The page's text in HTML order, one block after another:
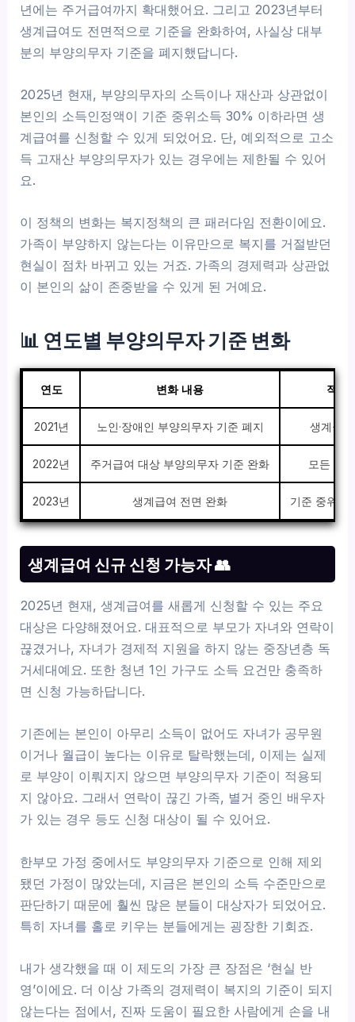
년에는 주거급여까지 확대했어요. 그리고 2023년부터
생계급여도 전면적으로 기준을 완화하여, 사실상 대부
분의 부양의무자 기준을 폐지했답니다.
2025년 현재, 부양의무자의 소득이나 재산과 상관없이
본인의 소득인정액이 기준 중위소득 30% 이하라면 생
계급여를 신청할 수 있게 되었어요. 단, 예외적으로 고소
득 고재산 부양의무자가 있는 경우에는 제한될 수 있어
요.
이 정책의 변화는 복지정책의 큰 패러다임 전환이에요.
가족이 부양하지 않는다는 이유만으로 복지를 거절받던
현실이 점차 바뀌고 있는 거죠. 가족의 경제력과 상관없
이 본인의 삶이 존중받을 수 있게 된 거예요.
📊 연도별 부양의무자 기준 변화
연도 변화 내용 적용
2021년 노인·장애인 부양의무자 기준 폐지 생계급
2022년 주거급여 대상 부양의무자 기준 완화 모든 수
2023년 생계급여 전면 완화 기준 중위소
생계급여 신규 신청 가능자 👥
2025년 현재, 생계급여를 새롭게 신청할 수 있는 주요
대상은 다양해졌어요. 대표적으로 부모가 자녀와 연락이
끊겼거나, 자녀가 경제적 지원을 하지 않는 중장년층 독
거세대예요. 또한 청년 1인 가구도 소득 요건만 충족하
면 신청 가능하답니다.
기존에는 본인이 아무리 소득이 없어도 자녀가 공무원
이거나 월급이 높다는 이유로 탈락했는데, 이제는 실제
로 부양이 이뤄지지 않으면 부양의무자 기준이 적용되
지 않아요. 그래서 연락이 끊긴 가족, 별거 중인 배우자
가 있는 경우 등도 신청 대상이 될 수 있어요.
한부모 가정 중에서도 부양의무자 기준으로 인해 제외
됐던 가정이 많았는데, 지금은 본인의 소득 수준만으로
판단하기 때문에 훨씬 많은 분들이 대상자가 되었어요.
특히 자녀를 홀로 키우는 분들에게는 굉장한 기회죠.
내가 생각했을 때 이 제도의 가장 큰 장점은 ‘현실 반
영’이에요. 더 이상 가족의 경제력이 복지의 기준이 되지
않는다는 점에서, 진짜 도움이 필요한 사람에게 손을 내